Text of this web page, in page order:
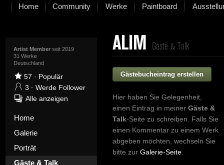
Home Community Werke
Der letzte Monat im Fokus
Alle Fokus-Werke
Standard-Ansicht
Fokus-Werke
Alle neuen Werke
Paintboard
Artist Memberseit 2019
31 Werke
Deutschland
57 · Populär
3 · Werde Follower
Alle anzeigen
Home
Galerie
Porträt
Gäste & Talk
ALIM Gäste & Talk
Gästebucheintrag erstellen
Hier haben Sie Gelegenheit,
einen Eintrag in meiner Gäste &
Talk-Seite zu schreiben. Falls Sie
einen Kommentar zu einem Werk
abgeben möchten, wechseln Sie
bitte zur Galerie-Seite.